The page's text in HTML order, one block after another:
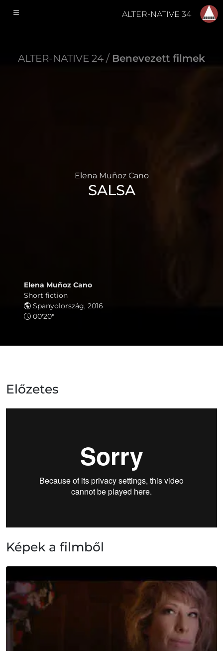
ALTER-NATIVE 34
ALTER-NATIVE 24 / Benevezett filmek
Elena Muñoz Cano
SALSA
Elena Muñoz Cano
Short fiction
Spanyolország, 2016
00'20"
Előzetes
Képek a filmből